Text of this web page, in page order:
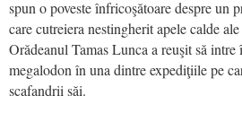
spun o poveste înfricoşătoare despre un
care cutreiera nestingherit apele calde
Orădeanul Tamas Lunca a reuşit să
megalodon în una dintre expediţiile pe
scafandrii săi.